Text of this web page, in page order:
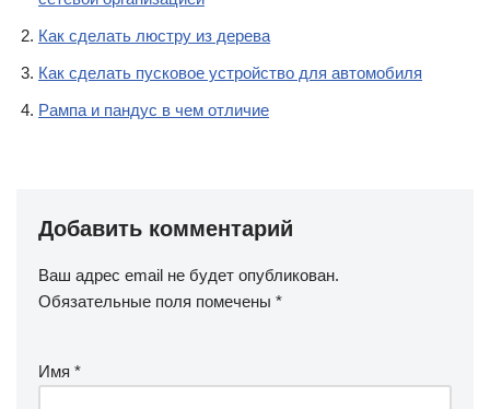
Как сделать люстру из дерева
Как сделать пусковое устройство для автомобиля
Рампа и пандус в чем отличие
Добавить комментарий
Ваш адрес email не будет опубликован.
Обязательные поля помечены *
Имя *